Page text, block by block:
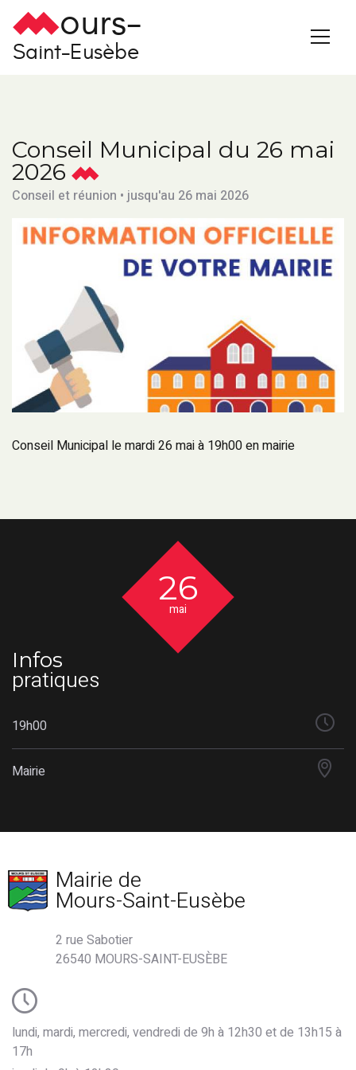
ours-
Saint-Eusèbe
Conseil Municipal du 26 mai
2026
Conseil et réunion • jusqu'au 26 mai 2026
Conseil Municipal le mardi 26 mai à 19h00 en mairie
26
mai
Infos
pratiques
19h00
Mairie
Mairie de
Mours-Saint-Eusèbe
2 rue Sabotier
26540 MOURS-SAINT-EUSÈBE
lundi, mardi, mercredi, vendredi de 9h à 12h30 et de 13h15 à
17h